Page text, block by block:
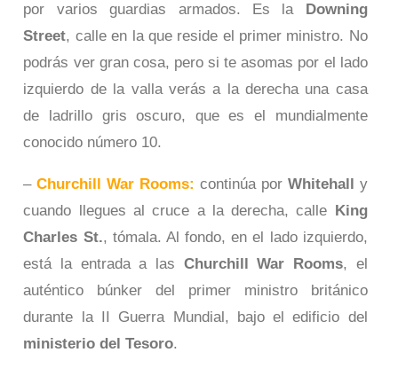
por varios guardias armados. Es la
Downing
Street, calle en la que reside el primer ministro. No
podrás ver gran cosa, pero si te asomas por el lado
izquierdo de la valla verás a la derecha una casa
de ladrillo gris oscuro, que es el mundialmente
conocido número 10.
–Churchill War Rooms: continúa por Whitehall
y
cuando llegues al cruce a la derecha, calle
King
Charles St., tómala. Al fondo, en el lado izquierdo,
está la entrada a las Churchill War Rooms, el
auténtico búnker del primer ministro británico
durante la II Guerra Mundial, bajo el edificio del
ministerio del Tesoro.